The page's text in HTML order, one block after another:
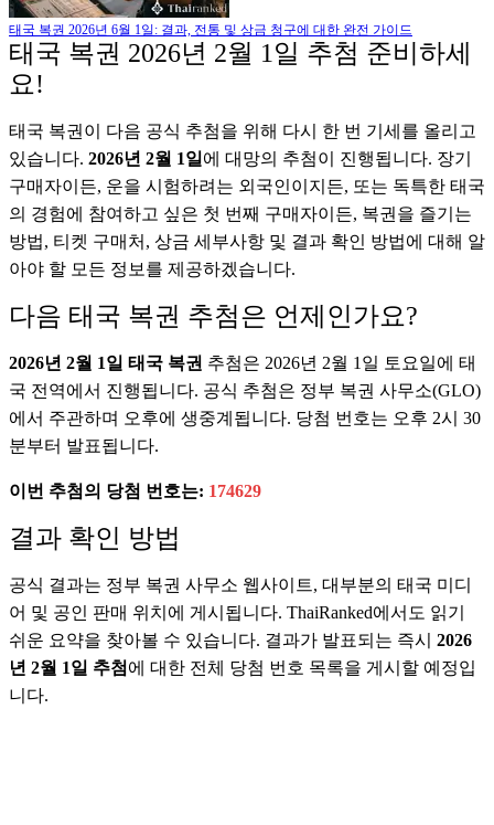
태국 복권 2026년 6월 1일: 결과, 전통 및 상금 청구에 대한 완전 가이드
태국 복권 2026년 2월 1일 추첨 준비하세
요!
태국 복권이 다음 공식 추첨을 위해 다시 한 번 기세를 올리고
있습니다. 2026년 2월 1일 에 대망의 추첨이 진행됩니다. 장기
구매자이든, 운을 시험하려는 외국인이지든, 또는 독특한 태국
의 경험에 참여하고 싶은 첫 번째 구매자이든, 복권을 즐기는
방법, 티켓 구매처, 상금 세부사항 및 결과 확인 방법에 대해 알
아야 할 모든 정보를 제공하겠습니다.
다음 태국 복권 추첨은 언제인가요?
2026년 2월 1일 태국 복권 추첨은 2026년 2월 1일 토요일에 태
국 전역에서 진행됩니다. 공식 추첨은 정부 복권 사무소(GLO)
에서 주관하며 오후에 생중계됩니다. 당첨 번호는 오후 2시 30
분부터 발표됩니다.
이번 추첨의 당첨 번호는: 174629
결과 확인 방법
공식 결과는 정부 복권 사무소 웹사이트, 대부분의 태국 미디
어 및 공인 판매 위치에 게시됩니다. ThaiRanked에서도 읽기
쉬운 요약을 찾아볼 수 있습니다. 결과가 발표되는 즉시 2026
년 2월 1일 추첨 에 대한 전체 당첨 번호 목록을 게시할 예정입
니다.